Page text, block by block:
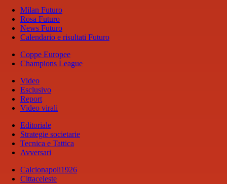
Milan Futuro
Rosa Futuro
News Futuro
Calendario e risultati Futuro
Coppe Europee
Champions League
Video
Esclusivo
Report
Video virali
Editoriale
Strategie societarie
Tecnica e Tattica
Avversari
Calcionapoli1926
Cittaceleste